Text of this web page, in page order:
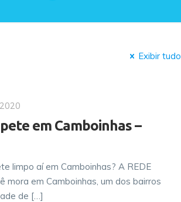
Exibir tudo
em Camboinhas –
limpo aí em Camboinhas? A REDE
mora em Camboinhas, um dos bairros
de […]